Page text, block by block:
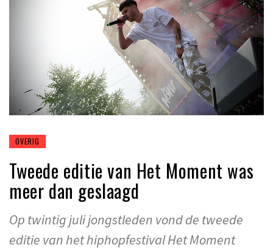
OVERIG
Tweede editie van Het Moment was
meer dan geslaagd
Op twintig juli jongstleden vond de tweede
editie van het hiphopfestival Het Moment